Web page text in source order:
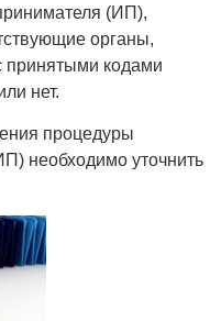
(ИП),
органы,
принятыми кодами
нет.
процедуры
необходимо уточнить